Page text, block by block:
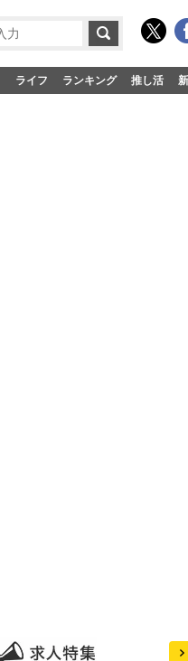
ライフ ランキング 推し活